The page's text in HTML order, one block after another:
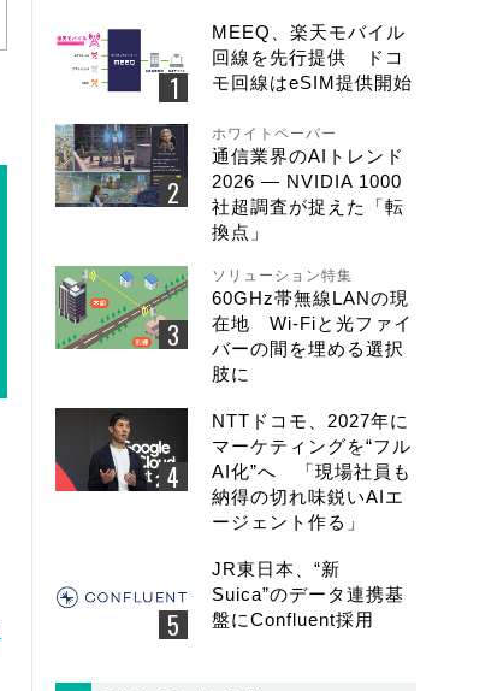
MEEQ、楽天モバイル
回線を先行提供 ドコ
モ回線はeSIM提供開始
ホワイトペーパー
通信業界のAIトレンド
2026 ― NVIDIA 1000
社超調査が捉えた「転
換点」
ソリューション特集
60GHz帯無線LANの現
在地 Wi-Fiと光ファイ
バーの間を埋める選択
肢に
NTTドコモ、2027年に
マーケティングを“フル
AI化”へ 「現場社員も
納得の切れ味鋭いAIエ
ージェント作る」
JR東日本、“新
Suica”のデータ連携基
盤にConfluent採用